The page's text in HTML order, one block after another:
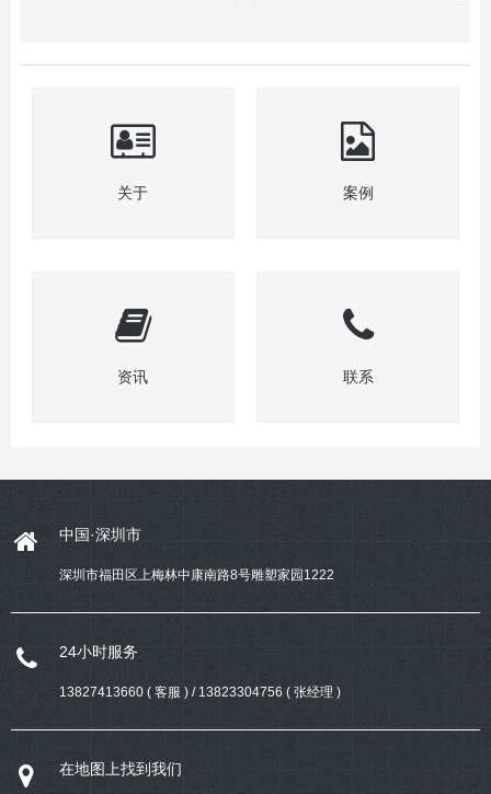
关于 案例
资讯 联系
中国·深圳市
深圳市福田区上梅林中康南路8号雕塑家园1222
24小时服务
13827413660 ( 客服 ) / 13823304756 ( 张经理 )
在地图上找到我们